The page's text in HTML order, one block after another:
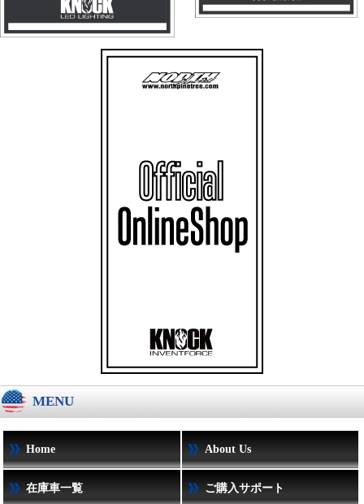
MENU
Home About Us
在庫車一覧 ご購入サポート